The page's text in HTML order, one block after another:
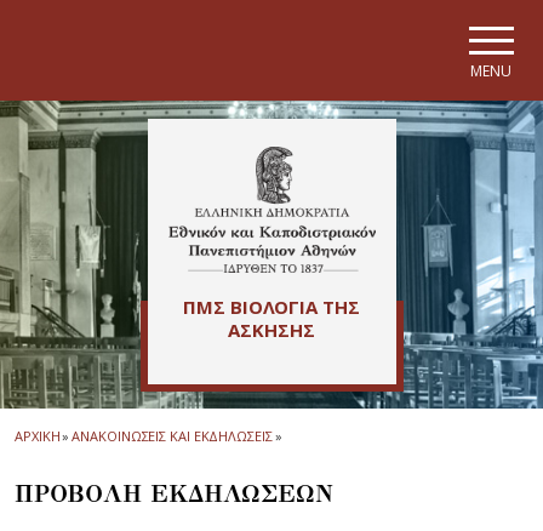
MENU
ΠΜΣ ΒΙΟΛΟΓΙΑ ΤΗΣ
ΑΣΚΗΣΗΣ
ΑΡΧΙΚΗ» ΑΝΑΚΟΙΝΩΣΕΙΣ ΚΑΙ ΕΚΔΗΛΩΣΕΙΣ»
ΠΡΟΒΟΛΗ ΕΚΔΗΛΩΣΕΩΝ